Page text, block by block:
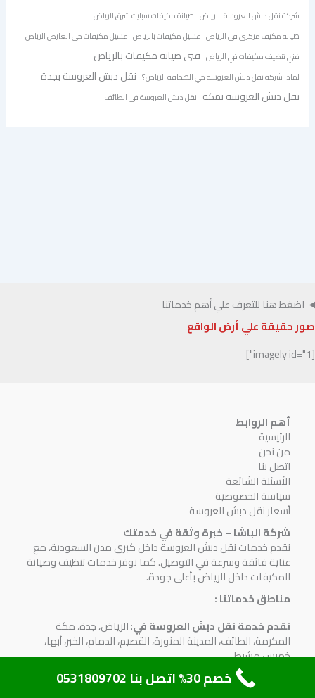
شركة نقل دبش العروسة بالرياض صيانة مكيفات سبليت شرق الرياض
صيانة مكيف مركزي في الرياض غسيل مكيفات بالرياض غسيل مكيفات حي العارض الرياض
فني تنظيف مكيفات في الرياض فني صيانة مكيفات بالرياض
لماذا شركة نقل دبش العروسة حي الصحافة الرياض؟ نقل دبش العروسة بجدة
نقل دبش العروسة بمكة نقل دبش العروسة في الطائف
اضغط هنا للتعرف علي أهم خدماتنا
صور حقيقة علي أرض الواقع
[imagely id="1"]
أهم الروابط
الرئيسية
من نحن
اتصل بنا
الأسئلة الشائعة
سياسة الخصوصية
أسعار نقل دبش العروسة
شركة الباشا – خبرة وثقة في خدمتك
نقدم خدمات نقل دبش العروسة داخل كبرى مدن السعودية، مع
عناية فائقة وسرعة في التوصيل. كما نوفر خدمات تنظيف وصيانة
المكيفات داخل الرياض بأعلى جودة.
مناطق خدماتنا :
نقدم خدمة نقل دبش العروسة في: الرياض، جدة، مكة
المكرمة، الطائف، المدينة المنورة، القصيم، الدمام، الخبر، أبها،
خميس مشيط
جاهزون للرد علي استفساراتكم علي مدار 24 ساعة طوال خصم 30% اتصل بنا 0531809702